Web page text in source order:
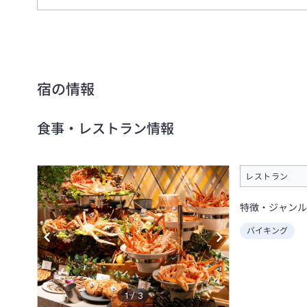
宿の情報
食事・レストラン情報
1 /3
レストラン
特徴・ジャンル
バイキング